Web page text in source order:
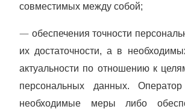
совместимых между собой;
— обеспечения точности
их достаточности, а в
актуальности по отношению к
персональных данных.
необходимые меры либо